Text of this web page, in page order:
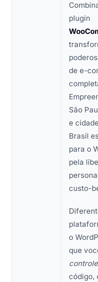
plugin
de e-
São
e
Brasil
para o
pela
custo-
o
que
código,